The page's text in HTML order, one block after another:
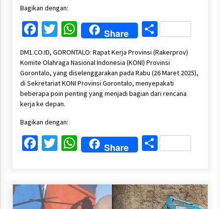
Bagikan dengan:
Facebook
Twitter
WhatsApp
Share Share
DM1.CO.ID, GORONTALO: Rapat Kerja Provinsi (Rakerprov)
Komite Olahraga Nasional Indonesia (KONI) Provinsi
Gorontalo, yang diselenggarakan pada Rabu (26 Maret 2025),
di Sekretariat KONI Provinsi Gorontalo, menyepakati
beberapa poin penting yang menjadi bagian dari rencana
kerja ke depan.
Bagikan dengan:
Facebook
Twitter
WhatsApp
Share Share